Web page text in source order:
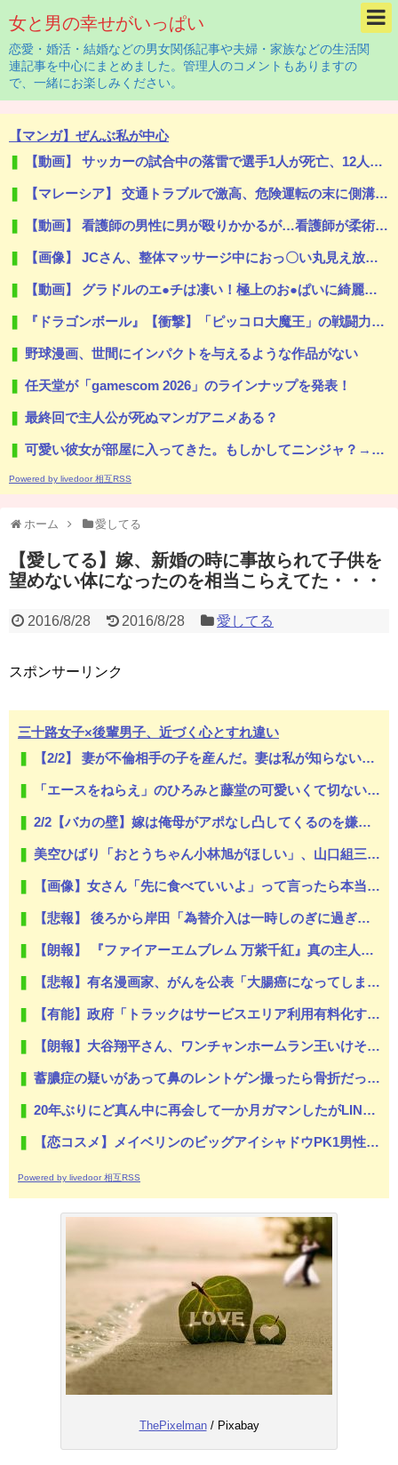
女と男の幸せがいっぱい
恋愛・婚活・結婚などの男女関係記事や夫婦・家族などの生活関
連記事を中心にまとめました。管理人のコメントもありますの
で、一緒にお楽しみください。
【マンガ】ぜんぶ私が中心
【動画】 サッカーの試合中の落雷で選手1人が死亡、12人が負傷した事故。
【マレーシア】 交通トラブルで激高、危険運転の末に側溝へ転落 車は大破、男に重い法的責任も
【動画】 看護師の男性に男が殴りかかるが…看護師が柔術使いだった
【画像】 JCさん、整体マッサージ中におっ〇い丸見え放送事故！オカズにされてシコられまくるｗｗｗ
【動画】 グラドルのエ●チは凄い！極上のお●ぱいに綺麗な体の無防備な姿はエ□ぃ！
『ドラゴンボール』【衝撃】「ピッコロ大魔王」の戦闘力がヤバすぎるｗｗｗｗもしかしてナメック星人は…
野球漫画、世間にインパクトを与えるような作品がない
任天堂が「gamescom 2026」のラインナップを発表！
最終回で主人公が死ぬマンガアニメある？
可愛い彼女が部屋に入ってきた。もしかしてニンジャ？→スタイリッシュな動きはこちらです…
Powered by livedoor 相互RSS
ホーム 愛してる
【愛してる】嫁、新婚の時に事故られて子供を
望めない体になったのを相当こらえてた・・・
2016/8/28 2016/8/28 愛してる
スポンサーリンク
三十路女子×後輩男子、近づく心とすれ違い
【2/2】 妻が不倫相手の子を産んだ。妻は私が知らないと思っている。遠方のため会うのは年に数回程度だが、今も不倫相手とは切れていない。そしてまもなく妻は不倫相手に会いに行く…
「エースをねらえ」のひろみと藤堂の可愛いくて切ない恋模様が好きだ
2/2【バカの壁】嫁は俺母がアポなし凸してくるのを嫌うし、母は悪意があってか平気で繰り返す。なぜ嫁姑は仲良くできないんだ？なんで女って生き物はこうもバカで感情的なのだろうか？
美空ひばり「おとうちゃん小林旭がほしい」、山口組三代目組長「よっしゃ」、昭和ヤバすぎ⇒！！！
【画像】女さん「先に食べていいよ」って言ったら本当に食べちゃった⇒結果ｗｗ
【悲報】 後ろから岸田「為替介入は一時しのぎに過ぎない（キリッ」
【朗報】 『ファイアーエムブレム 万紫千紅』真の主人公マイユニはキャラメイクが可能
【悲報】有名漫画家、がんを公表「大腸癌になってしまいました。肝臓に転移も見られてステージ4です」
【有能】政府「トラックはサービスエリア利用有料化すればサボらず走るし流問題解決じゃね？」
【朗報】大谷翔平さん、ワンチャンホームラン王いけそうｗｗｗｗｗｗｗｗｗｗｗｗｗｗｗｗｗｗｗｗｗ
蓄膿症の疑いがあって鼻のレントゲン撮ったら骨折だった。そういや幼稚園の頃顔面着地したことがあったが、 母ちゃん当時気づかなかったのかよ・・・
20年ぶりにど真ん中に再会して一か月ガマンしたがLINEで「たまに二人で昔話ができる友達になろう」的なメッセ送信した。昨日まで既読無視
【恋コスメ】メイベリンのビッグアイシャドウPK1男性からの評判めちゃくちゃ良い。
Powered by livedoor 相互RSS
ThePixelman/ Pixabay